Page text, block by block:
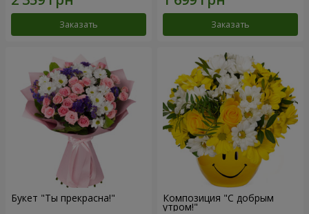
Заказать Заказать
Букет "Ты прекрасна!" Композиция "С добрым
утром!"